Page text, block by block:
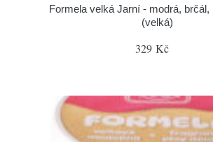
Formela velká Jarní - modrá, brčál,
(velká)
329 Kč